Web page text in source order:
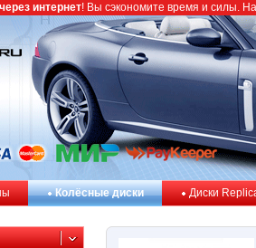
Колёсные диски Диски
через интернет! Вы сэкономите время и силы.